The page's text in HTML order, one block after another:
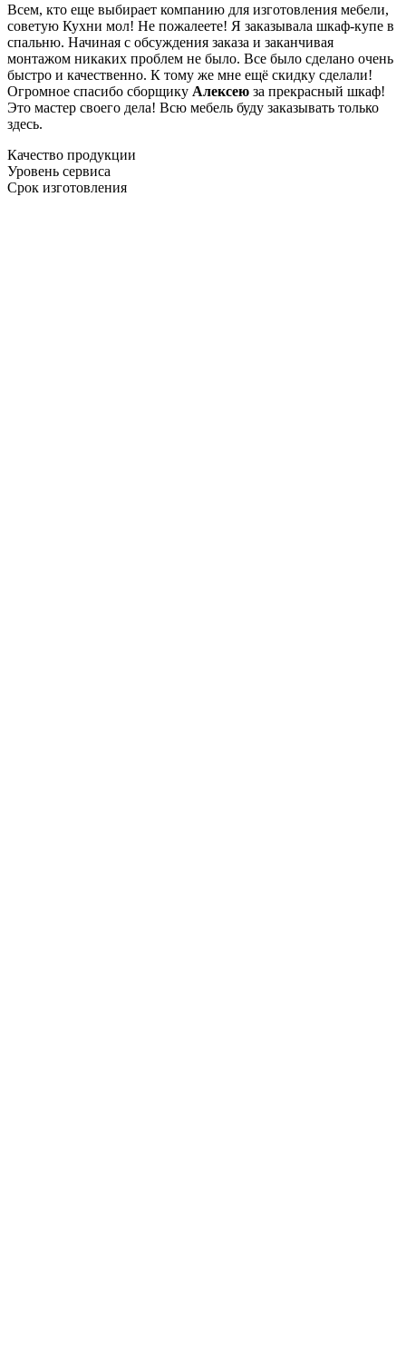
Всем, кто еще выбирает компанию для изготовления мебели,
советую Кухни мол! Не пожалеете! Я заказывала шкаф-купе в
спальню. Начиная с обсуждения заказа и заканчивая
монтажом никаких проблем не было. Все было сделано очень
быстро и качественно. К тому же мне ещё скидку сделали!
Огромное спасибо сборщику Алексею за прекрасный шкаф!
Это мастер своего дела! Всю мебель буду заказывать только
здесь.
Качество продукции
Уровень сервиса
Срок изготовления